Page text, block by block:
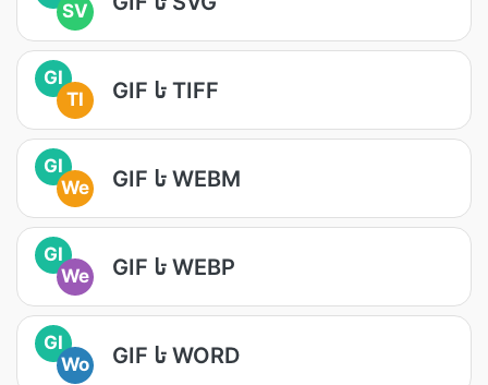
SV
GI
TI
GIF تا TIFF
GI
We
GIF تا WEBM
GI
We
GIF تا WEBP
GI
Wo
GIF تا WORD